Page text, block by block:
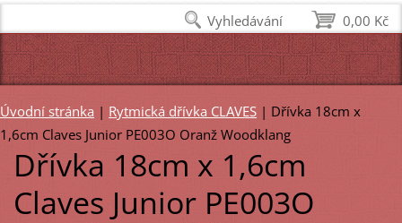
Úvodní stránka | Rytmická dřívka CLAVES | Dřívka 18cm x
1,6cm Claves Junior PE003O Oranž Woodklang
Dřívka 18cm x 1,6cm
Claves Junior PE003O
0,00 Kč
Vyhledávání